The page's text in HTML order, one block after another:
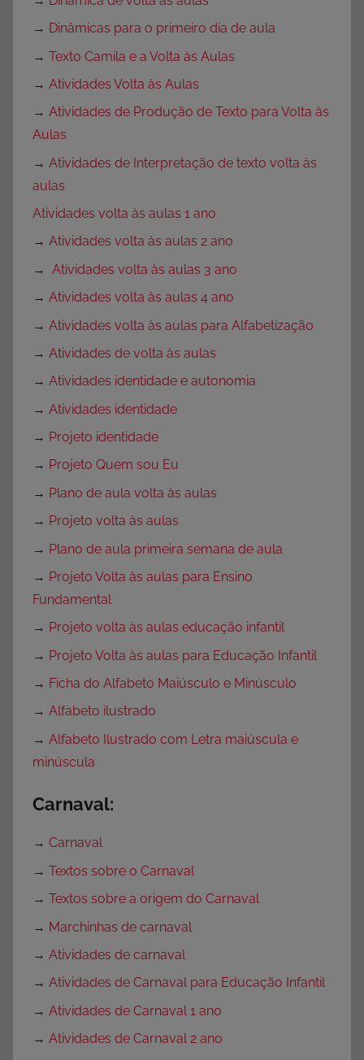
→ Dinâmicas para o primeiro dia de aula
→ Texto Camila e a Volta às Aulas
→ Atividades Volta às Aulas
→ Atividades de Produção de Texto para Volta às
Aulas
→ Atividades de Interpretação de texto volta às
aulas
Atividades volta às aulas 1 ano
→ Atividades volta às aulas 2 ano
→ Atividades volta às aulas 3 ano
→ Atividades volta às aulas 4 ano
→ Atividades volta às aulas para Alfabetização
→ Atividades de volta às aulas
→ Atividades identidade e autonomia
→ Atividades identidade
→ Projeto identidade
→ Projeto Quem sou Eu
→ Plano de aula volta às aulas
→ Projeto volta às aulas
→ Plano de aula primeira semana de aula
→ Projeto Volta às aulas para Ensino
Fundamental
→ Projeto volta às aulas educação infantil
→ Projeto Volta às aulas para Educação Infantil
→ Ficha do Alfabeto Maiúsculo e Minúsculo
→ Alfabeto ilustrado
→ Alfabeto Ilustrado com Letra maiúscula e
minúscula
Carnaval:
→ Carnaval
→ Textos sobre o Carnaval
→ Textos sobre a origem do Carnaval
→ Marchinhas de carnaval
→ Atividades de carnaval
→ Atividades de Carnaval para Educação Infantil
→ Atividades de Carnaval 1 ano
→ Atividades de Carnaval 2 ano